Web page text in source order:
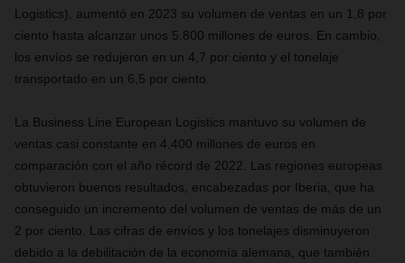
Logistics), aumentó en 2023 su volumen de ventas en un 1,8 por
ciento hasta alcanzar unos 5.800 millones de euros. En cambio,
los envíos se redujeron en un 4,7 por ciento y el tonelaje
transportado en un 6,5 por ciento.
La Business Line European Logistics mantuvo su volumen de
ventas casi constante en 4.400 millones de euros en
comparación con el año récord de 2022. Las regiones europeas
obtuvieron buenos resultados, encabezadas por Iberia, que ha
conseguido un incremento del volumen de ventas de más de un
2 por ciento. Las cifras de envíos y los tonelajes disminuyeron
debido a la debilitación de la economía alemana, que también